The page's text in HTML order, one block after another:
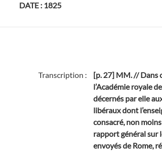
DATE : 1825
Transcription :
[p. 27] MM. // Dans
l’Académie royale
décernés par elle
libéraux dont
consacré, non
rapport général sur
envoyés de Rome,